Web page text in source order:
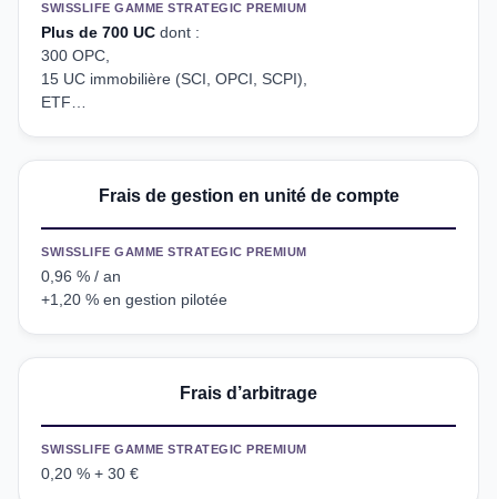
SWISSLIFE GAMME STRATEGIC PREMIUM
Plus de 700 UC dont :
300 OPC,
15 UC immobilière (SCI, OPCI, SCPI),
ETF…
Frais de gestion en unité de compte
SWISSLIFE GAMME STRATEGIC PREMIUM
0,96 % / an
+1,20 % en gestion pilotée
Frais d’arbitrage
SWISSLIFE GAMME STRATEGIC PREMIUM
0,20 % + 30 €